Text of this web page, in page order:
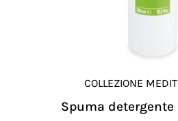
COLLEZIONE
Spuma